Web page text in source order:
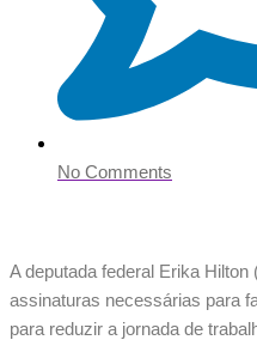
No Comments
A deputada federal Erika
assinaturas necessárias para
para reduzir a jornada de